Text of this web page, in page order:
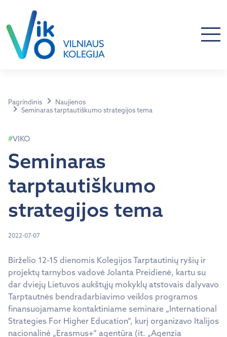
Pagrindinis
Naujienos
Seminaras tarptautiškumo strategijos tema
VIKO
Seminaras
tarptautiškumo
strategijos tema
2022-07-07
Birželio 12-15 dienomis Kolegijos Tarptautinių ryšių ir
projektų tarnybos vadovė Jolanta Preidienė, kartu su
dar dviejų Lietuvos aukštųjų mokyklų atstovais dalyvavo
Tarptautnės bendradarbiavimo veiklos programos
finansuojamame kontaktiniame seminare „International
Strategies For Higher Education“, kurį organizavo Italijos
nacionalinė „Erasmus+“ agentūra (it. „Agenzia